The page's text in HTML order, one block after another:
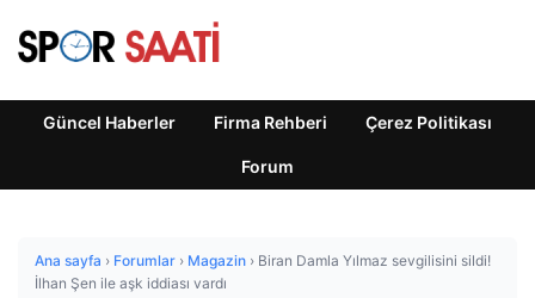
Güncel Haberler Firma Rehberi Çerez Politikası
Forum
Ana sayfa › Forumlar › Magazin › Biran Damla Yılmaz sevgilisini sildi!
İlhan Şen ile aşk iddiası vardı